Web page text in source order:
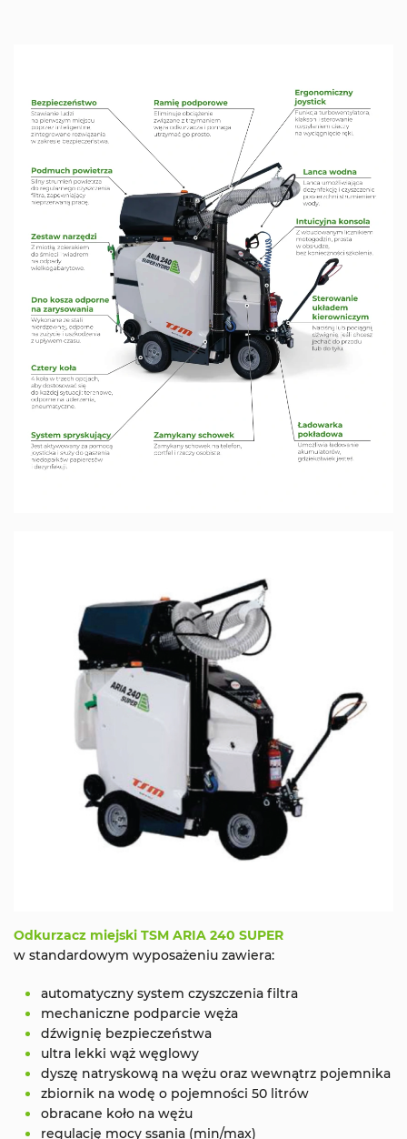
Odkurzacz miejski TSM ARIA 240 SUPER
w standardowym wyposażeniu zawiera:
automatyczny system czyszczenia filtra
mechaniczne podparcie węża
dźwignię bezpieczeństwa
ultra lekki wąż węglowy
dyszę natryskową na wężu oraz wewnątrz pojemnika
zbiornik na wodę o pojemności 50 litrów
obracane koło na wężu
regulację mocy ssania (min/max)